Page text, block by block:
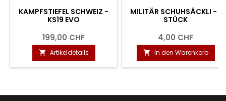
KAMPFSTIEFEL SCHWEIZ -
KS19 EVO
199,00 CHF
 Artikeldetails
MILITÄR SCHUHSÄCKLI - 1
STÜCK
4,00 CHF
 In den Warenkorb